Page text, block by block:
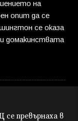
на
опит да се
се оказа
домакинствата
превърнаха в